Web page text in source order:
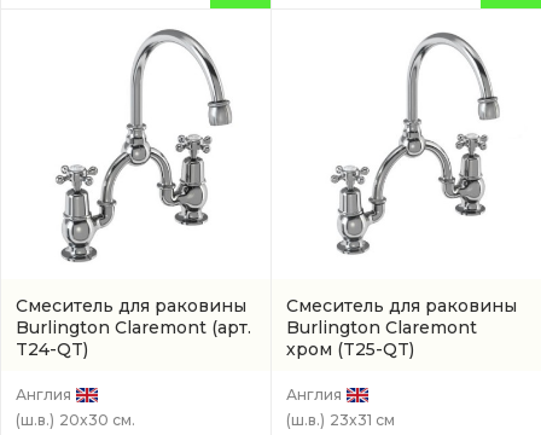
Смеситель для раковины
Burlington Claremont (арт.
T24-QT)
Англия
(ш.в.) 20x30 см.
Смеситель для раковины
Burlington Claremont
хром (T25-QT)
Англия
(ш.в.) 23x31 см